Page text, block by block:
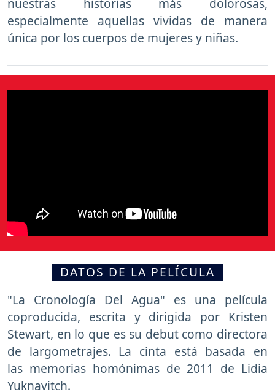
nuestras historias más dolorosas,
especialmente aquellas vividas de manera
única por los cuerpos de mujeres y niñas.
DATOS DE LA PELÍCULA
"La Cronología Del Agua" es una película
coproducida, escrita y dirigida por Kristen
Stewart, en lo que es su debut como directora
de largometrajes. La cinta está basada en
las memorias homónimas de 2011 de Lidia
Yuknavitch.